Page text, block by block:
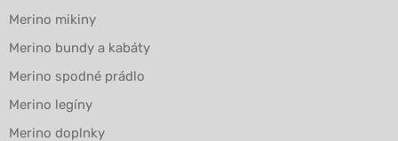
Merino mikiny
Merino bundy a kabáty
Merino spodné prádlo
Merino legíny
Merino doplnky